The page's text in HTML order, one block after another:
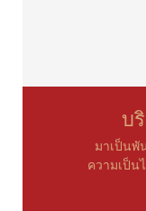
บ
มาเป็นพั
ความเป็น